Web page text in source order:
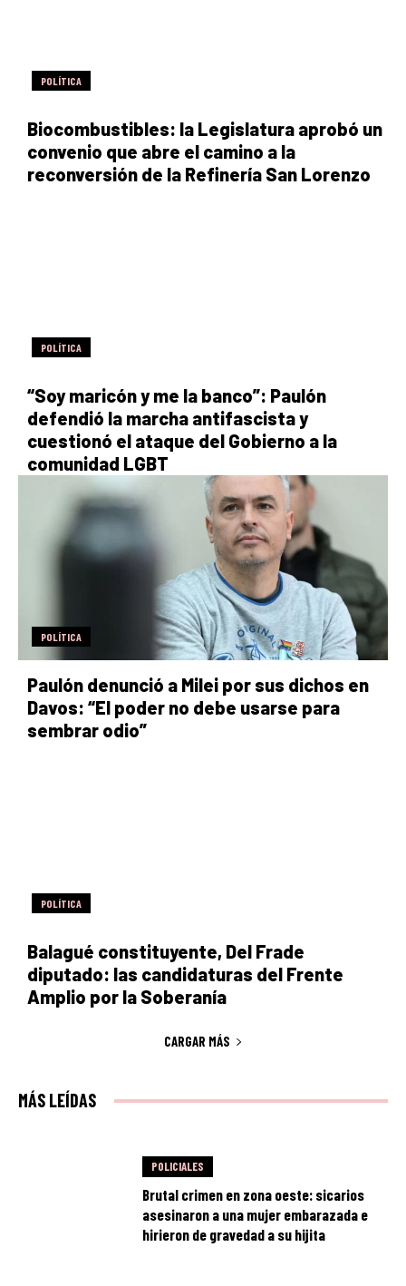
POLÍTICA
Biocombustibles: la Legislatura aprobó un
convenio que abre el camino a la
reconversión de la Refinería San Lorenzo
POLÍTICA
“Soy maricón y me la banco”: Paulón
defendió la marcha antifascista y
cuestionó el ataque del Gobierno a la
comunidad LGBT
POLÍTICA
Paulón denunció a Milei por sus dichos en
Davos: “El poder no debe usarse para
sembrar odio”
POLÍTICA
Balagué constituyente, Del Frade
diputado: las candidaturas del Frente
Amplio por la Soberanía
CARGAR MÁS
MÁS LEÍDAS
POLICIALES
Brutal crimen en zona oeste: sicarios
asesinaron a una mujer embarazada e
hirieron de gravedad a su hijita